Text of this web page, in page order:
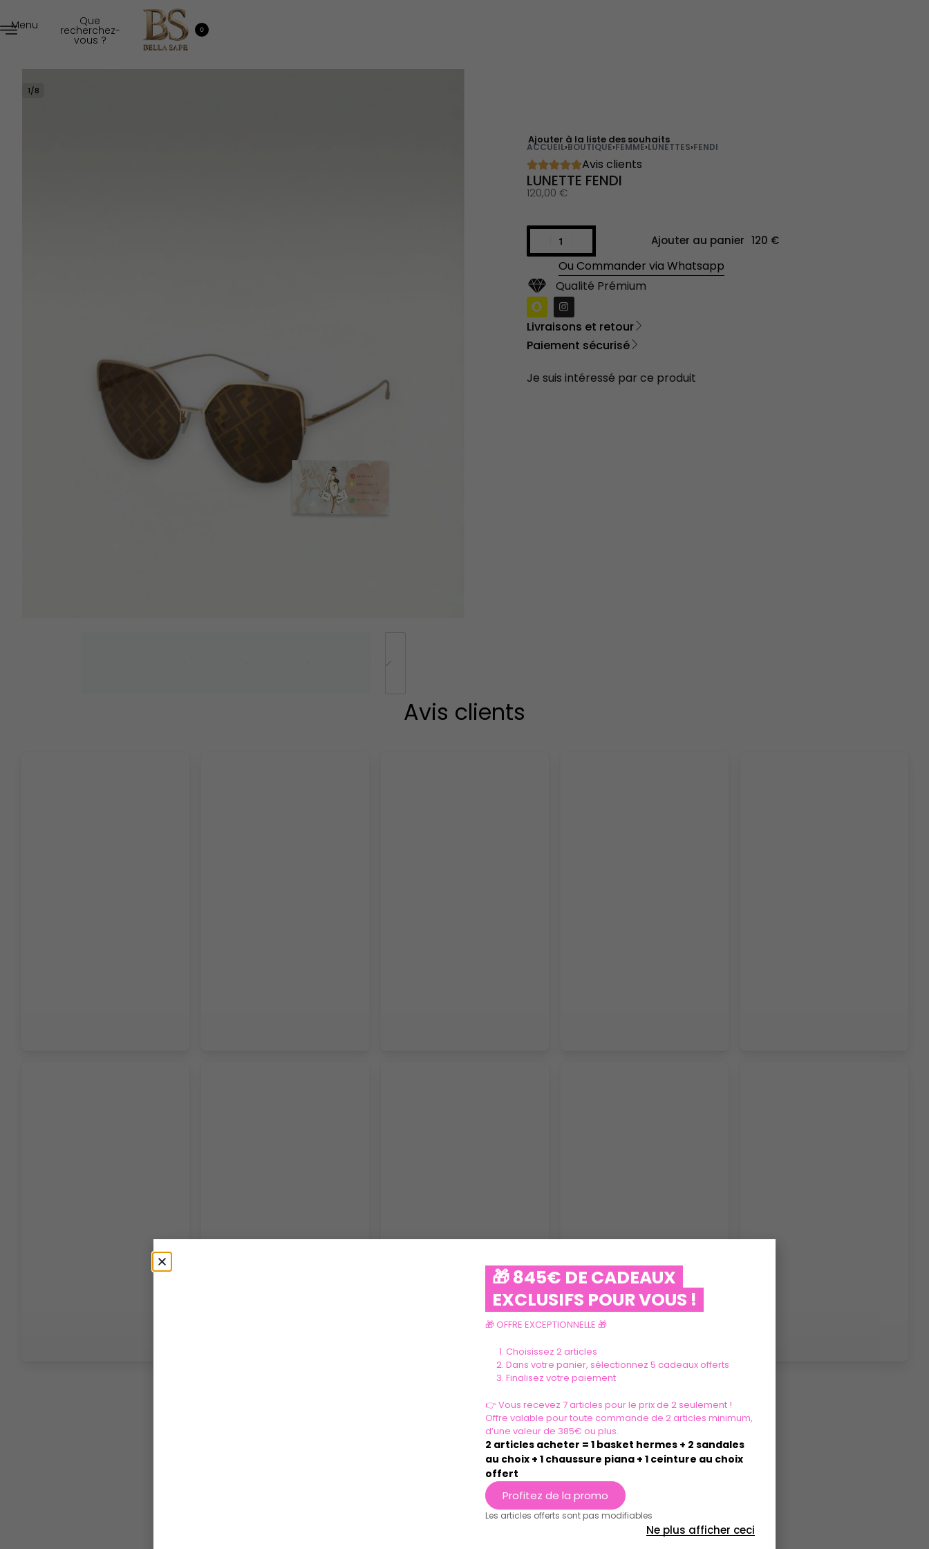
Menu Que
recherchez-
vous ?
0
1/8
Ajouter à la liste des souhaits
ACCUEIL›BOUTIQUE›FEMME›LUNETTES›FENDI
Avis clients
LUNETTE FENDI
120,00 €
Ajouter au panier
Ou Commander via Whatsapp
Qualité Prémium
Livraisons et retour
Paiement sécurisé
Je suis intéressé par ce produit
Avis clients
Ils parlent de nous
🎁 845€ DE CADEAUX
EXCLUSIFS POUR VOUS !
🎁 OFFRE EXCEPTIONNELLE 🎁
Choisissez 2 articles
Dans votre panier, sélectionnez 5 cadeaux offerts
Finalisez votre paiement
👉 Vous recevez 7 articles pour le prix de 2 seulement !
Offre valable pour toute commande de 2 articles minimum,
d’une valeur de 385€ ou plus.
2 articles acheter = 1 basket hermes + 2 sandales
au choix + 1 chaussure piana + 1 ceinture au choix
offert
Profitez de la promo
Les articles offerts sont pas modifiables
Ne plus afficher ceci